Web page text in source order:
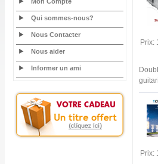
Qui sommes-nous?
Nous Contacter
Nous aider
Informer un ami
Prix:
Prix: